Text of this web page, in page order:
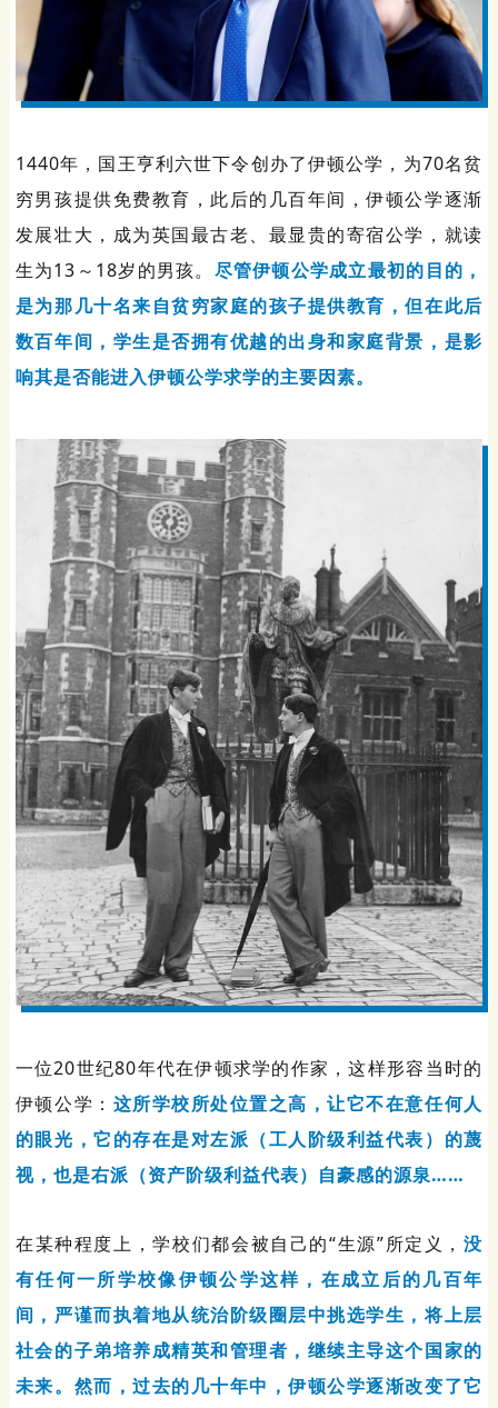
1440年，国王亨利六世下令创办了伊顿公学，为70名贫
穷男孩提供免费教育，此后的几百年间，伊顿公学逐渐
发展壮大，成为英国最古老、最显贵的寄宿公学，就读
生为13～18岁的男孩。 尽管伊顿公学成立最初的目的，
是为那几十名来自贫穷家庭的孩子提供教育，但在此后
数百年间，学生是否拥有优越的出身和家庭背景，是影
响其是否能进入伊顿公学求学的主要因素。
一位20世纪80年代在伊顿求学的作家，这样形容当时的
伊顿公学： 这所学校所处位置之高，让它不在意任何人
的眼光，它的存在是对左派（工人阶级利益代表）的蔑
视，也是右派（资产阶级利益代表）自豪感的源泉……
在某种程度上，学校们都会被自己的“生源”所定义，没
有任何一所学校像伊顿公学这样，在成立后的几百年
间，严谨而执着地从统治阶级圈层中挑选学生，将上层
社会的子弟培养成精英和管理者，继续主导这个国家的
未来。然而，过去的几十年中，伊顿公学逐渐改变了它